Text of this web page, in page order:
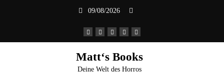
09/08/2026
Matt‘s Books
Deine Welt des Horros